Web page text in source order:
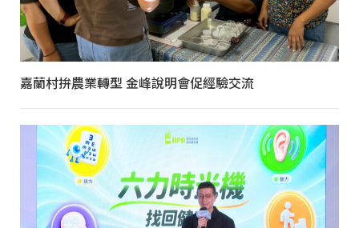
嘉蘭村拚農業轉型 金峰說明會促經驗交流